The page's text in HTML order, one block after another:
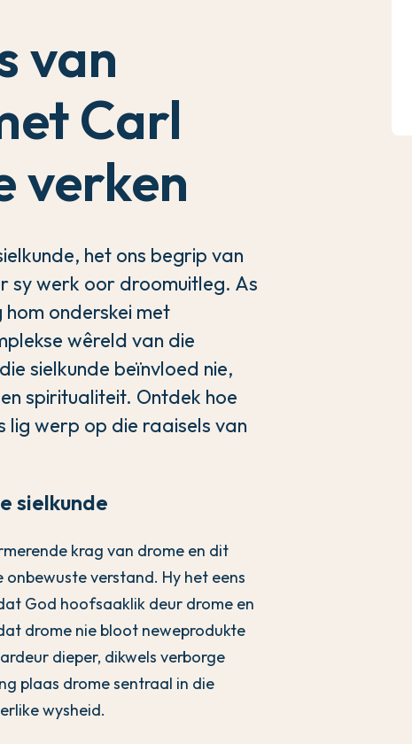
van
Carl
verken
het ons begrip van
sy werk oor droomuitleg. As
onderskei met
wêreld van die
sielkunde beïnvloed nie,
spiritualiteit. Ontdek hoe
lig werp op die raaisels van
sielkunde
krag van drome en dit
verstand. Hy het eens
God hoofsaaklik deur drome en
drome nie bloot neweprodukte
dieper, dikwels verborge
plaas drome sentraal in die
wysheid.